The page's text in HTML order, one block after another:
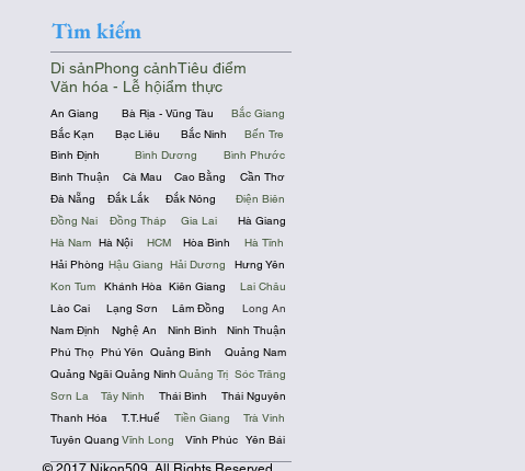
Tìm kiếm
Di sảnPhong cảnhTiêu điểm
Văn hóa - Lễ hộiẩm thực
An Giang
Bắc Kạn
Bình Định
Bà Rịa - Vũng Tàu
Bắc Giang
Bạc Liêu
Bắc Ninh
Bến Tre
Bình Dương
Bình Phước
Bình Thuận
Cà Mau Cao Bằng
Cần Thơ
Đà Nẵng
Đắk Lắk Đắk Nông
Điện Biên
Đồng Nai
Đồng Tháp Gia Lai
Hà Giang
Hà Nam Hà Nội HCM Hòa Bình
Hà Tĩnh
Hải Phòng Hậu Giang Hải Dương
Hưng Yên
Kon Tum
Khánh Hòa Kiên Giang
Lai Châu
Lào Cai
Lạng Sơn Lâm Đồng
Long An
Nam Định
Nghệ An Ninh Bình
Ninh Thuận
Phú Thọ Phú Yên Quảng Bình
Quảng Nam
Quảng Ngãi Quảng Ninh Quảng Trị Sóc Trăng
Sơn La
Tây Ninh Thái Bình
Thái Nguyên
Thanh Hóa
Tuyên Quang
T.T.Huế
Vĩnh Long
Tiền Giang
Vĩnh Phúc
Trà Vinh
Yên Bái